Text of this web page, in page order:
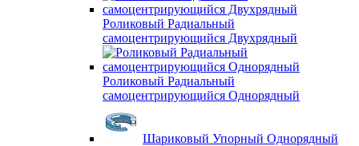
Роликовый Радиальный
самоцентрирующийся Двухрядный
Роликовый Радиальный
самоцентрирующийся Однорядный
Шариковый Упорный Однорядный